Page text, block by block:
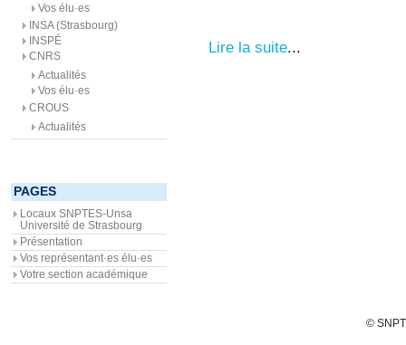
Lire la suite...
Vos élu·es
INSA (Strasbourg)
INSPÉ
CNRS
Actualités
Vos élu·es
CROUS
Actualités
PAGES
Locaux SNPTES-Unsa
Université de Strasbourg
Présentation
Vos représentant·es élu·es
Votre section académique
©